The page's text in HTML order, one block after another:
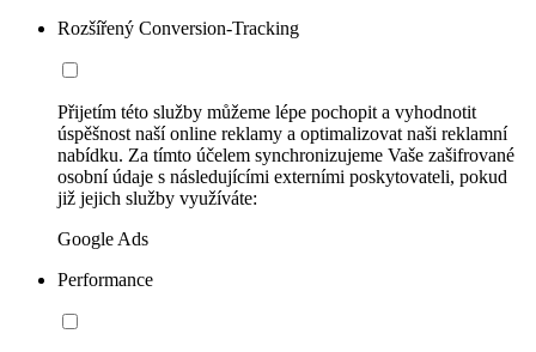
Rozšířený Conversion-Tracking
Přijetím této služby můžeme lépe pochopit a vyhodnotit
úspěšnost naší online reklamy a optimalizovat naši reklamní
nabídku. Za tímto účelem synchronizujeme Vaše zašifrované
osobní údaje s následujícími externími poskytovateli, pokud
již jejich služby využíváte:
Google Ads
Performance